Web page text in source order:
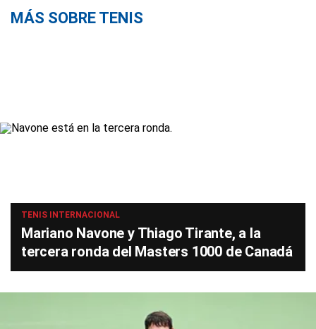
MÁS SOBRE TENIS
TENIS INTERNACIONAL
Mariano Navone y Thiago Tirante, a la
tercera ronda del Masters 1000 de Canadá